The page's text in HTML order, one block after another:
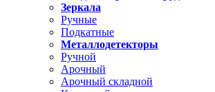
Зеркала
Ручные
Подкатные
Металлодетекторы
Ручной
Арочный
Арочный складной